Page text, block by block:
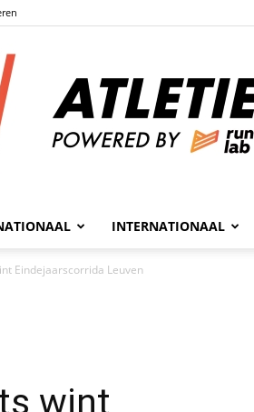
INTERNATIONAAL
Eindejaarscorrida Leuven
wint